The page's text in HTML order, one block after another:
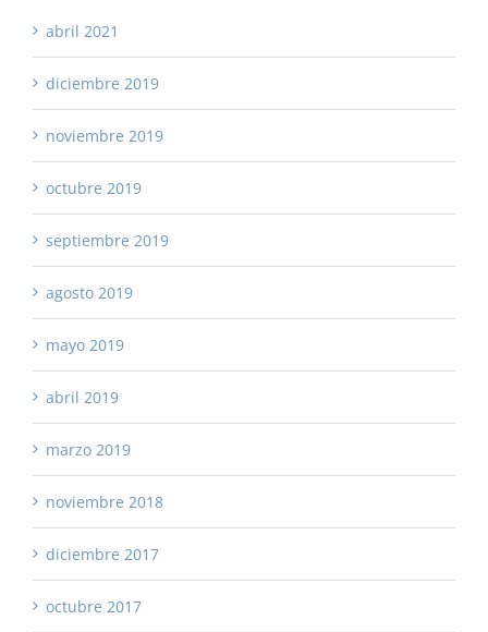
abril 2021
diciembre 2019
noviembre 2019
octubre 2019
septiembre 2019
agosto 2019
mayo 2019
abril 2019
marzo 2019
noviembre 2018
diciembre 2017
octubre 2017